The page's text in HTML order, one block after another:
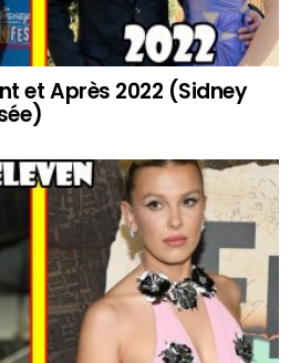
et Après 2022 (Sidney